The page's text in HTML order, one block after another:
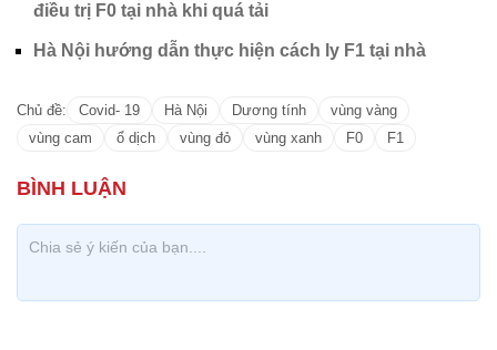
điều trị F0 tại nhà khi quá tải
Hà Nội hướng dẫn thực hiện cách ly F1 tại nhà
Chủ đề: Covid- 19 Hà Nội Dương tính
vùng vàng
vùng cam
ổ dịch vùng đỏ vùng xanh F0 F1